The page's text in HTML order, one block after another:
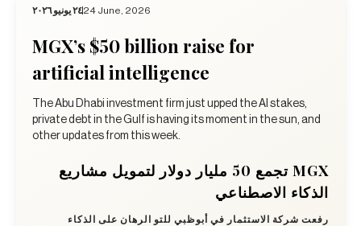
٢٤ يونيو ٢٠٢٦24 June, 2026
MGX’s $50 billion raise for
artificial intelligence
The Abu Dhabi investment firm just upped the AI stakes,
private debt in the Gulf is having its moment in the sun, and
other updates from this week.
MGX تجمع 50 مليار دولار لتمويل مشاريع
الذكاء الاصطناعي
رفعت شركة الاستثمار في أبوظبي للتو الرهان على الذكاء